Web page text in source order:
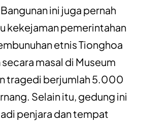
ini juga pernah
kekejaman pemerintahan
etnis Tionghoa
masal di Museum
tragedi berjumlah 5.000
Selain itu, gedung ini
penjara dan tempat